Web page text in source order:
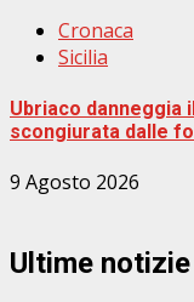
Cronaca
Sicilia
Ubriaco danneggia
scongiurata dalle
9 Agosto 2026
Ultime notizie